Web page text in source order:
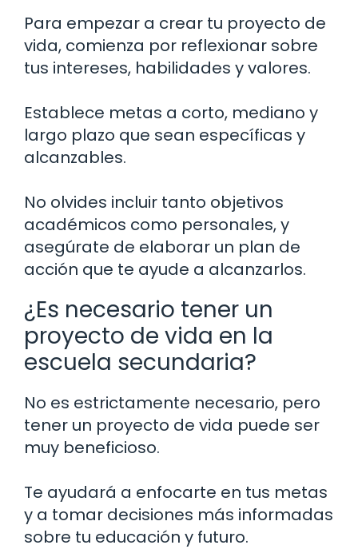
Para empezar a crear tu proyecto de
vida, comienza por reflexionar sobre
tus intereses, habilidades y valores.
Establece metas a corto, mediano y
largo plazo que sean específicas y
alcanzables.
No olvides incluir tanto objetivos
académicos como personales, y
asegúrate de elaborar un plan de
acción que te ayude a alcanzarlos.
¿Es necesario tener un
proyecto de vida en la
escuela secundaria?
No es estrictamente necesario, pero
tener un proyecto de vida puede ser
muy beneficioso.
Te ayudará a enfocarte en tus metas
y a tomar decisiones más informadas
sobre tu educación y futuro.